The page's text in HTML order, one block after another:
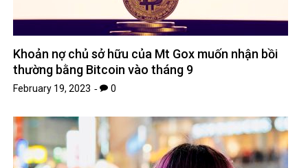
Khoản nợ chủ sở hữu của Mt Gox muốn nhận bồi
thường bằng Bitcoin vào tháng 9
February 19, 2023 0